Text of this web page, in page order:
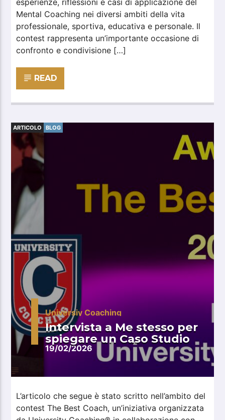
Mental Coaching nei diversi ambiti della vita
professionale, sportiva, educativa e personale. Il
contest rappresenta un’importante occasione di
confronto e condivisione […]
READ
ARTICOLO BLOG
Universiy Coaching
19/02/2026
Intervista a Me stesso per
spiegare un Caso Studio
L’articolo che segue è stato scritto nell’ambito del
contest The Best Coach, un’iniziativa organizzata